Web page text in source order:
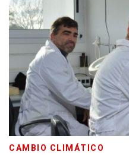
CAMBIO CLIMÁTICO